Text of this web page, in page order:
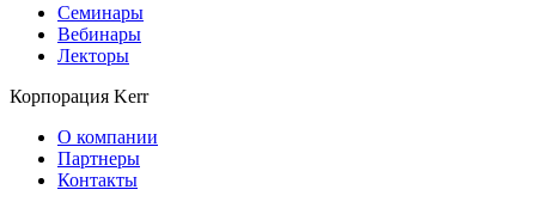
Семинары
Вебинары
Лекторы
Корпорация Kerr
О компании
Партнеры
Контакты